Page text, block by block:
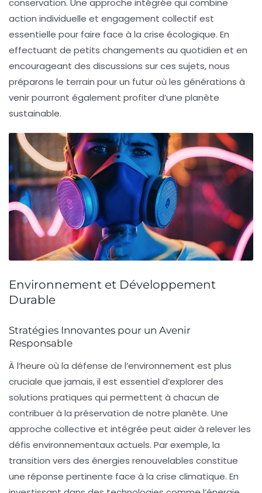
conservation. Une approche intégrée qui combine
action individuelle et engagement collectif est
essentielle pour faire face à la crise écologique. En
effectuant de petits changements au quotidien et en
encourageant des discussions sur ces sujets, nous
préparons le terrain pour un futur où les générations à
venir pourront également profiter d’une planète
sustainable.
Environnement et Développement
Durable
Stratégies Innovantes pour un Avenir
Responsable
À l’heure où la défense de l’environnement est plus
cruciale que jamais, il est essentiel d’explorer des
solutions pratiques qui permettent à chacun de
contribuer à la préservation de notre planète. Une
approche collective et intégrée peut aider à relever les
défis environnementaux actuels. Par exemple, la
transition vers des énergies renouvelables constitue
une réponse pertinente face à la crise climatique. En